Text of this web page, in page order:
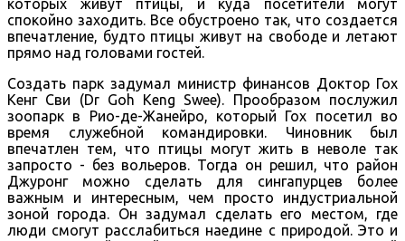
которых живут птицы, и куда посетители могут
спокойно заходить. Все обустроено так, что создается
впечатление, будто птицы живут на свободе и летают
прямо над головами гостей.
Создать парк задумал министр финансов Доктор Гох
Кенг Сви (Dr Goh Keng Swee). Прообразом послужил
зоопарк в Рио-де-Жанейро, который Гох посетил во
время служебной командировки. Чиновник был
впечатлен тем, что птицы могут жить в неволе так
запросто - без вольеров. Тогда он решил, что район
Джуронг можно сделать для сингапурцев более
важным и интересным, чем просто индустриальной
зоной города. Он задумал сделать его местом, где
люди смогут расслабиться наедине с природой. Это и